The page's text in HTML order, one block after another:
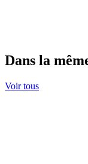
Dans la
Voir tous